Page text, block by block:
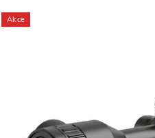
Akce